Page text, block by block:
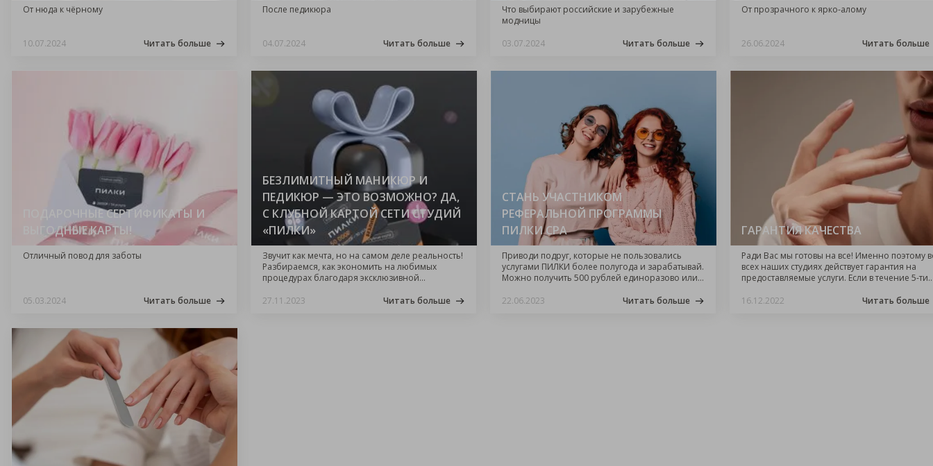
От нюда к чёрному
10.07.2024 Читать больше
После педикюра
04.07.2024 Читать больше
Что выбирают российские и зарубежные
модницы
03.07.2024
Читать больше
От прозрачного к ярко-алому
26.06.2024 Читать больше
ПОДАРОЧНЫЕ СЕРТИФИКАТЫ И
ВЫГОДНЫЕ КАРТЫ!
Отличный повод для заботы
05.03.2024 Читать больше
БЕЗЛИМИТНЫЙ МАНИКЮР И
ПЕДИКЮР — ЭТО ВОЗМОЖНО? ДА,
С КЛУБНОЙ КАРТОЙ СЕТИ СТУДИЙ
«ПИЛКИ»
Звучит как мечта, но на самом деле реальность!
Разбираемся, как экономить на любимых
процедурах благодаря эксклюзивной
27.11.2023
Читать больше
СТАНЬ УЧАСТНИКОМ
РЕФЕРАЛЬНОЙ ПРОГРАММЫ
ПИЛКИ CPA
Приводи подруг, которые не пользовались
услугами ПИЛКИ более полугода и зарабатывай.
Можно получить 500 рублей единоразово или
подруг пожизненно.
22.06.2023 Читать больше
ГАРАНТИЯ КАЧЕСТВА
Ради Вас мы готовы на все! Именно поэтому
всех наших студиях действует гарантия на
предоставляемые услуги. Если в течение 5-ти
сообщите нам. Вы можете позвонить по
16.12.2022 Читать больше